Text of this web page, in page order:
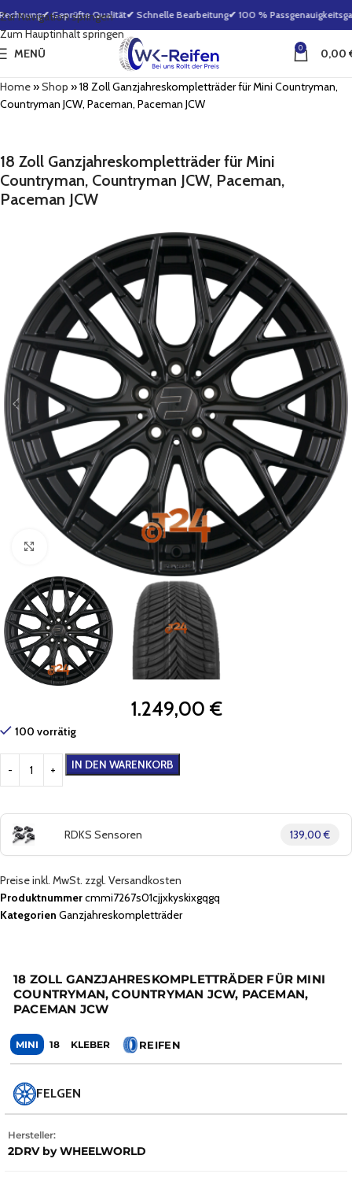
Zur Navigation springen
Zum Hauptinhalt springen
✔ Geprüfte Qualität✔ Schnelle Bearbeitung✔ 100 %
MENÜ 0 0,00
Home»Shop »18 Zoll Ganzjahreskompletträder für Mini Countryman,
Countryman JCW, Paceman, Paceman JCW
18 Zoll Ganzjahreskompletträder für Mini
Countryman, Countryman JCW, Paceman,
Paceman JCW
Zum Vergrößern klicken
1.249,00 €
100 vorrätig
IN DEN WARENKORB
RDKS Sensoren 139,00 €
Preise inkl. MwSt. zzgl. Versandkosten
Produktnummercmmi7267s01cjjxkyskixgqgq
Kategorien Ganzjahreskompletträder
18 ZOLL GANZJAHRESKOMPLETTRÄDER FÜR MINI
COUNTRYMAN, COUNTRYMAN JCW, PACEMAN,
PACEMAN JCW
MINI 18 KLEBER REIFEN
FELGEN
Hersteller:
2DRV by WHEELWORLD